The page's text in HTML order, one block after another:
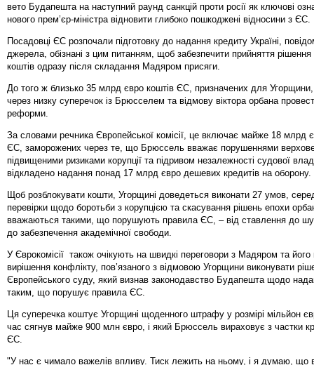
вето Будапешта на наступний раунд санкцій проти росії як ключові
нового прем’єр-міністра відновити глибоко пошкоджені відносини з ЄС.
Посадовці ЄС розпочали підготовку до надання кредиту Україні,
джерела, обізнані з цим питанням, щоб забезпечити прийняття рішення
коштів одразу після складання Мадяром присяги.
До того ж близько 35 млрд євро коштів ЄС, призначених для
через низку суперечок із Брюсселем та відмову віктора орбана
реформи.
За словами речника Європейської комісії, це включає майже 18 млрд
ЄС, заморожених через те, що Брюссель вважає порушеннями
підвищеними ризиками корупції та підривом незалежності судової
відкладено надання понад 17 млрд євро дешевих кредитів на оборону.
Щоб розблокувати кошти, Угорщині доведеться виконати 27 умов,
перевірки щодо боротьби з корупцією та скасування рішень епохи
вважаються такими, що порушують правила ЄС, – від ставлення до
до забезпечення академічної свободи.
У Єврокомісії також очікують на швидкі переговори з Мадяром та
вирішення конфлікту, пов’язаного з відмовою Угорщини виконувати
Європейського суду, який визнав законодавство Будапешта щодо
таким, що порушує правила ЄС.
Ця суперечка коштує Угорщині щоденного штрафу у розмірі мільйон
час сягнув майже 900 млн євро, і який Брюссель вираховує з частки
ЄС.
"У нас є чимало важелів впливу. Тиск лежить на ньому, і я думаю, що